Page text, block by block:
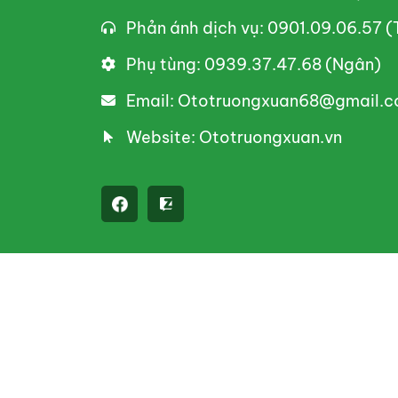
Phản ánh dịch vụ: 0901.09.06.57
Phụ tùng: 0939.37.47.68 (Ngân)
Email:
Website: Ototruongxuan.vn